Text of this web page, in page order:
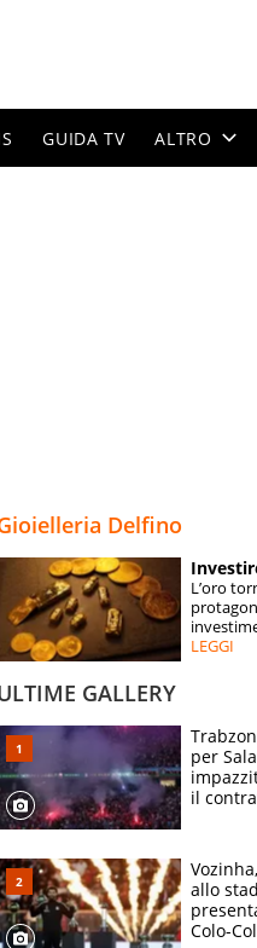
GUIDA TV ALTRO
SPECIALI
ESPERTI
Delfino
L’oro
LEGGI
GALLERY
per
il
allo
Colo-